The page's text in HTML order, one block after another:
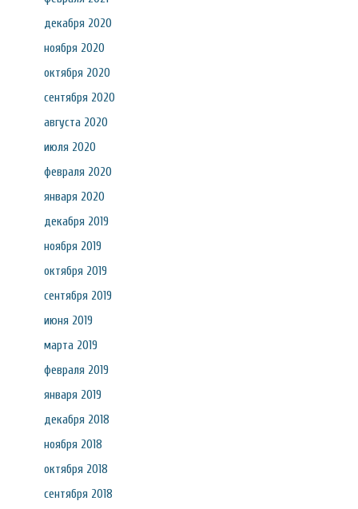
декабря 2020
ноября 2020
октября 2020
сентября 2020
августа 2020
июля 2020
февраля 2020
января 2020
декабря 2019
ноября 2019
октября 2019
сентября 2019
июня 2019
марта 2019
февраля 2019
января 2019
декабря 2018
ноября 2018
октября 2018
сентября 2018